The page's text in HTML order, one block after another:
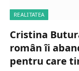
REALITATEA
Cristina
român îi
pentru care